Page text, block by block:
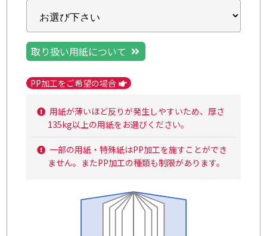
取り扱い用紙について
PP加工をご希望の場合
用紙が薄いほど反りが発生しやすいため、厚さ
135kg以上の用紙をお選びください。
一部の用紙・特殊紙はPP加工を施すことができ
ません。またPP加工の種類も制限があります。